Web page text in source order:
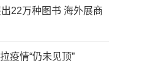
22万种图书 海外展商
疫情“仍未见顶”